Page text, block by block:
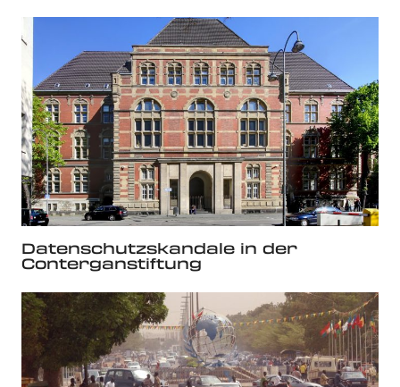
Datenschutzskandale in der
Conterganstiftung